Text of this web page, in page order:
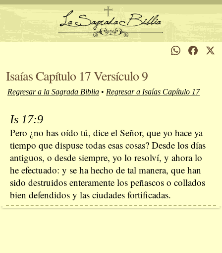
Isaías Capítulo 17 Versículo 9
Regresar a la Sagrada Biblia • Regresar a Isaías Capítulo 17
Is 17:9
Pero ¿no has oído tú, dice el Señor, que yo hace ya
tiempo que dispuse todas esas cosas? Desde los días
antiguos, o desde siempre, yo lo resolví, y ahora lo
he efectuado: y se ha hecho de tal manera, que han
sido destruidos enteramente los peñascos o collados
bien defendidos y las ciudades fortificadas.